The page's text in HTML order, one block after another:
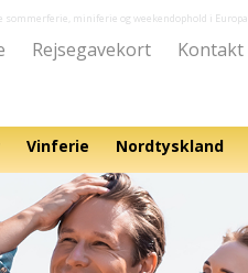
sommerferie, miniferie og weekendophold i Europa
Rejsegavekort Kontakt
Vinferie Nordtyskland